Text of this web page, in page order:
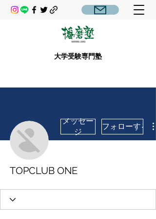
大学受験専門塾
メッセー
ジ
フォローする
TOPCLUB ONE